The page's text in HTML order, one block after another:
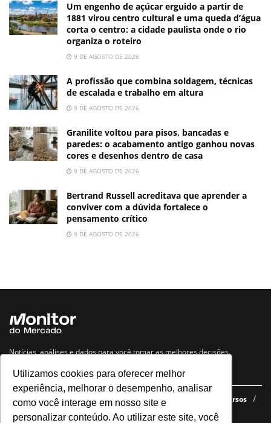
Utilizamos cookies para oferecer melhor
experiência, melhorar o desempenho, analisar
como você interage em nosso site e
personalizar conteúdo. Ao utilizar este site, você
Um engenho de açúcar erguido a partir de
1881 virou centro cultural e uma queda d’água
corta o centro: a cidade paulista onde o rio
organiza o roteiro
9 DE AGOSTO DE 2026
A profissão que combina soldagem, técnicas
de escalada e trabalho em altura
9 DE AGOSTO DE 2026
Granilite voltou para pisos, bancadas e
paredes: o acabamento antigo ganhou novas
cores e desenhos dentro de casa
9 DE AGOSTO DE 2026
Bertrand Russell acreditava que aprender a
conviver com a dúvida fortalece o
pensamento crítico
9 DE AGOSTO DE 2026
Notícias, análises e dados para você tomar as melhores decisões.
Navegue no site
Últimas notícias Quem somos E-books gratuitos
Cursos
Política de privacidade